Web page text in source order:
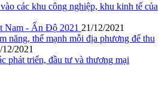
các khu công nghiệp, khu kinh tế của
Nam - Ấn Độ 2021 21/12/2021
năng, thế mạnh mỗi địa phương để thu
12/2021
phát triển, đầu tư và thương mại